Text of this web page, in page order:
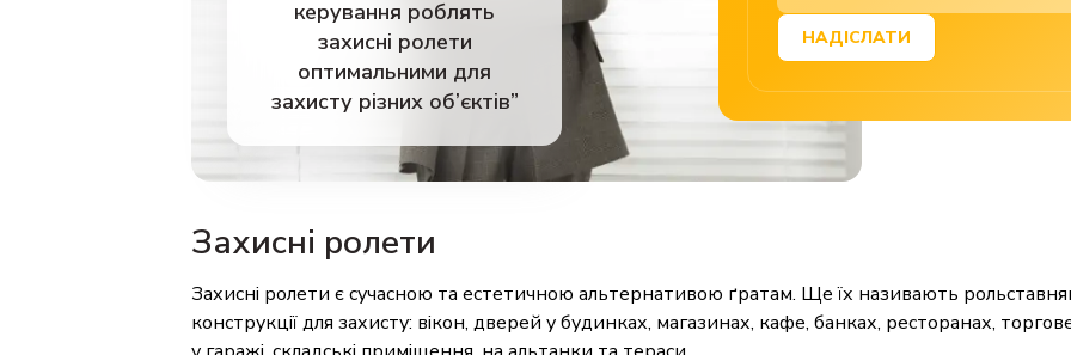
керування роблять
захисні ролети
оптимальними для
захисту різних об’єктів”
НАДІСЛАТИ
Захисні ролети
Захисні ролети є сучасною та естетичною альтернативою ґратам. Ще їх називають
конструкції для захисту: вікон, дверей у будинках, магазинах, кафе, банках, ресторанах,